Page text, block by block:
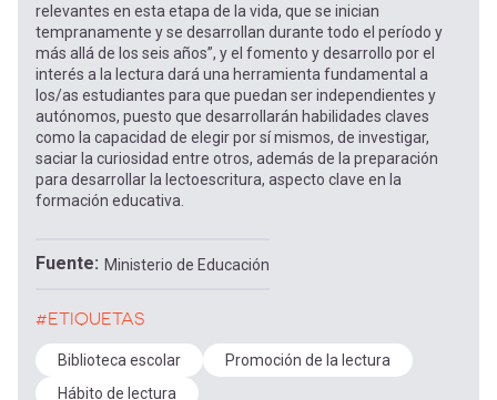
relevantes en esta etapa de la vida, que se inician
tempranamente y se desarrollan durante todo el período y
más allá de los seis años”, y el fomento y desarrollo por el
interés a la lectura dará una herramienta fundamental a
los/as estudiantes para que puedan ser independientes y
autónomos, puesto que desarrollarán habilidades claves
como la capacidad de elegir por sí mismos, de investigar,
saciar la curiosidad entre otros, además de la preparación
para desarrollar la lectoescritura, aspecto clave en la
formación educativa.
Fuente Ministerio de Educación
#ETIQUETAS
Biblioteca escolar
Promoción de la lectura
Hábito de lectura